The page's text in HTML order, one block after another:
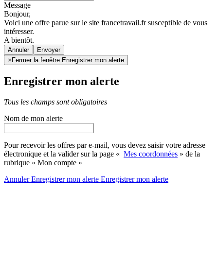
Message
Bonjour,
Voici une offre parue sur le site francetravail.fr susceptible de vous
intéresser.
A bientôt.
Annuler
× Fermer la fenêtre Enregistrer mon alerte
Enregistrer mon alerte
Tous les champs sont obligatoires
Nom de mon alerte
Pour recevoir les offres par e-mail, vous devez saisir votre adresse
électronique et la valider sur la page « Mes coordonnées » de la
rubrique « Mon compte »
AnnulerEnregistrer mon alerte Enregistrermon alerte